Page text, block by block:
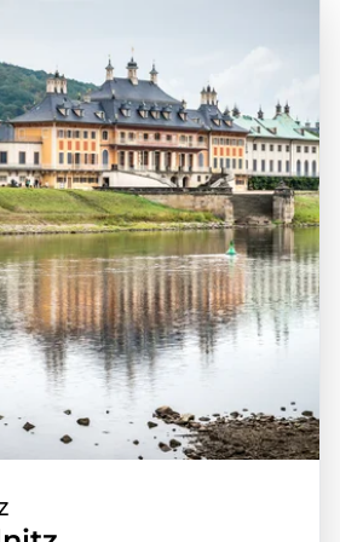
Natur zu genießen, sportliche
und die faszinierende
zu entdecken.
für Erkundungen der
Sehenswürdigkeiten, wie der
Stadt Děčín. Die
Natur, den vielfältigen
und der kulturellen Bedeutung
Schweiz zu einem bereichernden
Schönheit und Vielfalt dieser
möchten.